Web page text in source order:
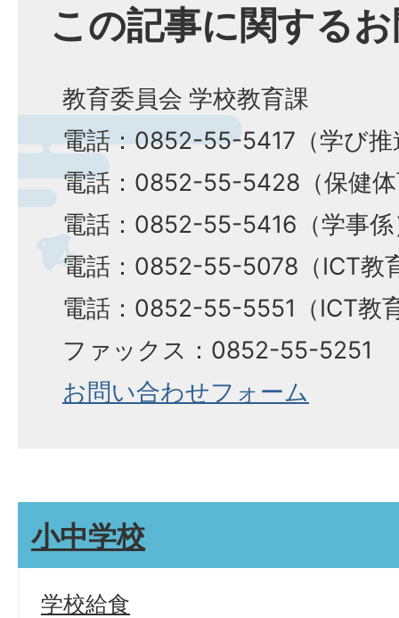
この記事に関する
教育委員会 学校教育課
電話：0852-55-5417（学び推
電話：0852-55-5428（保健
電話：0852-55-5416（学事係
電話：0852-55-5078（ICT教
電話：0852-55-5551（ICT教
ファックス：0852-55-5251
お問い合わせフォーム
小中学校
学校給食